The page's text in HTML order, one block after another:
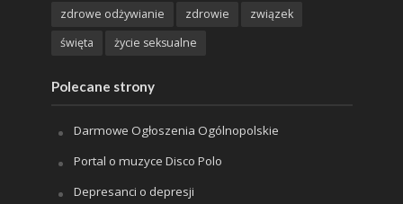
zdrowe odżywianie
zdrowie
związek
święta
życie seksualne
Polecane strony
Darmowe Ogłoszenia Ogólnopolskie
Portal o muzyce Disco Polo
Depresanci o depresji